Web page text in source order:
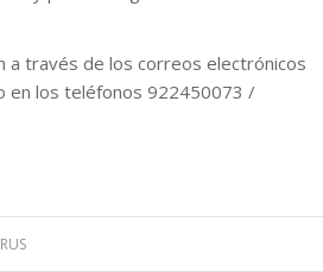
a través de los correos electrónicos
en los teléfonos 922450073 /